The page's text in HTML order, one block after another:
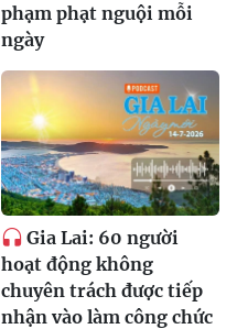
phạm phạt nguội mỗi
ngày
Gia Lai: 60 người
hoạt động không
chuyên trách được tiếp
nhận vào làm công chức